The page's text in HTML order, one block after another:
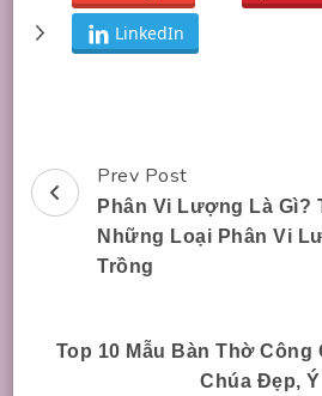
LinkedIn
Post
Navigation
Prev Post
Phân Vi Lượng Là Gì?
Những Loại Phân Vi
Trồng
Top 10 Mẫu Bàn Thờ Công
Chúa Đẹp,